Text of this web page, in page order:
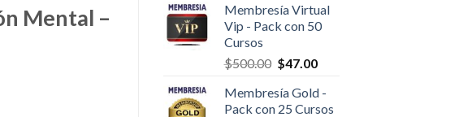
Membresía Virtual
Vip - Pack con 50
Cursos
$500.00 $47.00
Membresía Gold -
Pack con 25 Cursos
Mental –